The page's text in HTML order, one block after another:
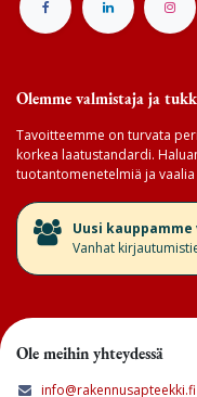
Olemme valmistaja ja
Tavoitteemme on turvata
korkea laatustandardi.
tuotantomenetelmiä ja
​Uusi
Vanhat
Ole meihin yhteydessä
info@rakennusapteekki.fi